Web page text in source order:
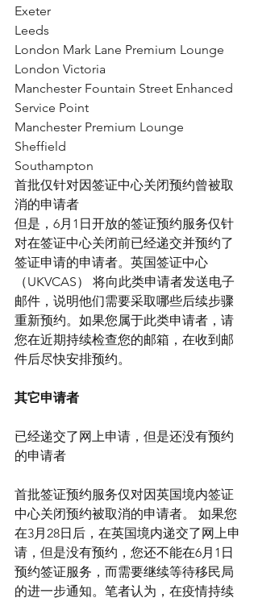
Exeter
Leeds
London Mark Lane Premium Lounge
London Victoria
Manchester Fountain Street Enhanced
Service Point
Manchester Premium Lounge
Sheffield
Southampton
首批仅针对因签证中心关闭预约曾被取
消的申请者
但是，6月1日开放的签证预约服务仅针
对在签证中心关闭前已经递交并预约了
签证申请的申请者。英国签证中心
（UKVCAS） 将向此类申请者发送电子
邮件，说明他们需要采取哪些后续步骤
重新预约。如果您属于此类申请者，请
您在近期持续检查您的邮箱，在收到邮
件后尽快安排预约。
其它申请者
已经递交了网上申请，但是还没有预约
的申请者
首批签证预约服务仅对因英国境内签证
中心关闭预约被取消的申请者。 如果您
在3月28日后，在英国境内递交了网上申
请，但是没有预约，您还不能在6月1日
预约签证服务，而需要继续等待移民局
的进一步通知。笔者认为，在疫情持续